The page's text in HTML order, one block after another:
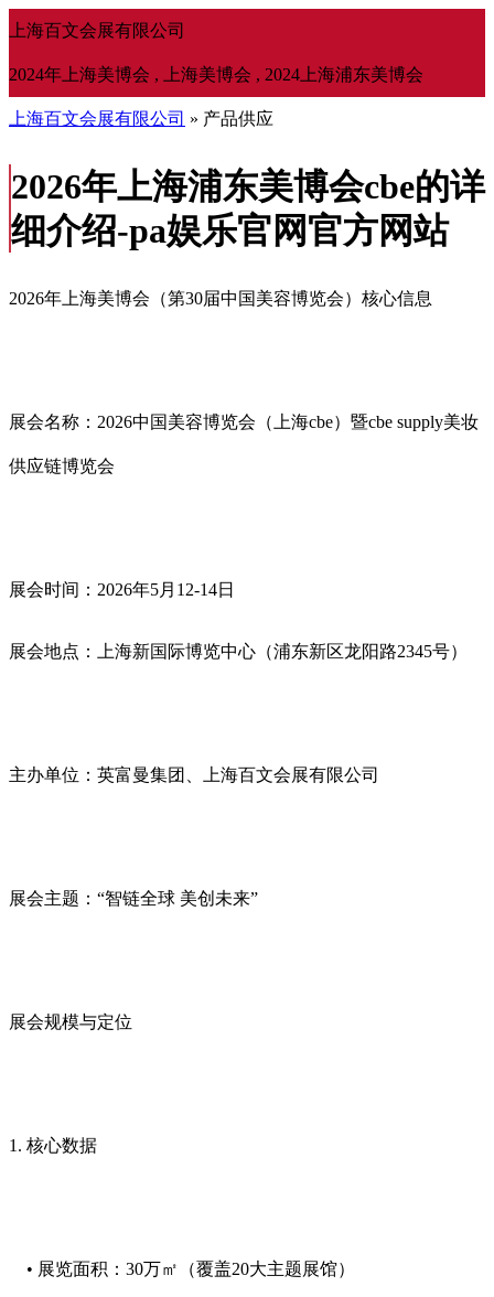
上海百文会展有限公司
2024年上海美博会 , 上海美博会 , 2024上海浦东美博会
上海百文会展有限公司 » 产品供应
2026年上海浦东美博会cbe的详
细介绍-pa娱乐官网官方网站
2026年上海美博会（第30届中国美容博览会）核心信息
展会名称：2026中国美容博览会（上海cbe）暨cbe supply美妆
供应链博览会
展会时间：2026年5月12-14日
展会地点：上海新国际博览中心（浦东新区龙阳路2345号）
主办单位：英富曼集团、上海百文会展有限公司
展会主题：“智链全球 美创未来”
展会规模与定位
1. 核心数据
• 展览面积：30万㎡（覆盖20大主题展馆）